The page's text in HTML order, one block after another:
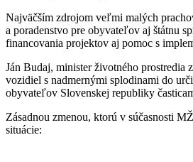
Najväčším zdrojom veľmi malých
a poradenstvo pre obyvateľov aj štátnu
financovania projektov aj pomoc s
Ján Budaj, minister životného prostredia
vozidiel s nadmernými splodinami do
obyvateľov Slovenskej republiky
Zásadnou zmenou, ktorú v súčasnosti
situácie: